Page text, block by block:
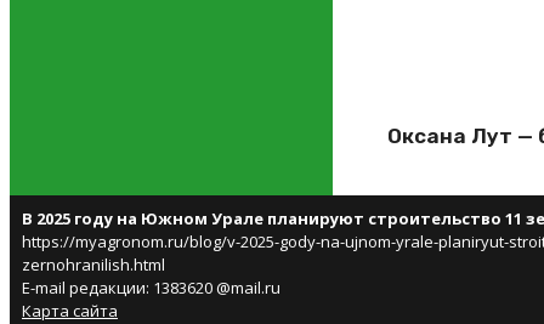
Оксана Лут —
В 2025 году на Южном Урале планируют строительство 11
https://myagronom.ru/blog/v-2025-gody-na-ujnom-yrale-planiryut-
zernohranilish.html
E-mail редакции: 1383620 @mail.ru
Карта сайта